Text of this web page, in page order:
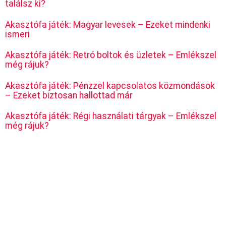
találsz ki?
Akasztófa játék: Magyar levesek – Ezeket mindenki
ismeri
Akasztófa játék: Retró boltok és üzletek – Emlékszel
még rájuk?
Akasztófa játék: Pénzzel kapcsolatos közmondások
– Ezeket biztosan hallottad már
Akasztófa játék: Régi használati tárgyak – Emlékszel
még rájuk?